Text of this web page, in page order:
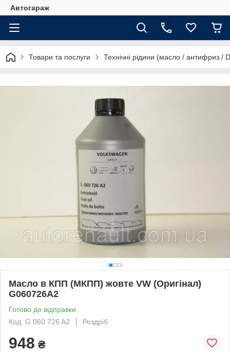
Автогараж
Товари та послуги Технічні рідини (масло / антифриз /
Масло в КПП (МКПП) жовте VW (Оригінал)
G060726A2
Готово до відправки
Код: G 060 726 A2
Роздріб
948 ₴